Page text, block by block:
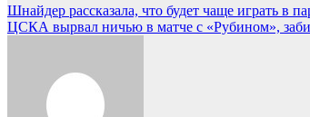
Навигация
по
Шнайдер рассказала, что будет чаще играть
ЦСКА вырвал ничью в матче с «Рубином»,